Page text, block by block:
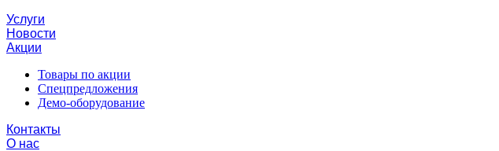
Услуги
Новости
Акции
Товары по акции
Спецпредложения
Демо-оборудование
Контакты
О нас